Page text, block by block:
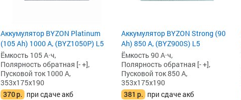
Аккумулятор BYZON Platinum
(105 Ah) 1000 А, (BYZ1050P) L5
Ёмкость 105 А·ч,
Полярность обратная [- +],
Пусковой ток 1000 А,
353x175x190
370р. при сдаче акб
Аккумулятор BYZON Strong (90
Ah) 850 А, (BYZ900S) L5
Ёмкость 90 А·ч,
Полярность обратная [- +],
Пусковой ток 850 А,
353x175x190
381 р. при сдаче акб